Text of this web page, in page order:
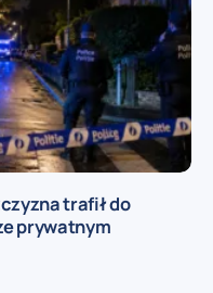
trafił do
prywatnym